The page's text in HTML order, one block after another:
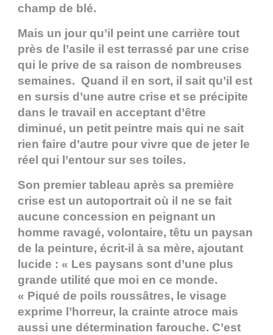
champ de blé.
Mais un jour qu’il peint une carrière tout
près de l’asile il est terrassé par une crise
qui le prive de sa raison de nombreuses
semaines. Quand il en sort, il sait qu’il est
en sursis d’une autre crise et se précipite
dans le travail en acceptant d’être
diminué, un petit peintre mais qui ne sait
rien faire d’autre pour vivre que de jeter le
réel qui l’entour sur ses toiles.
Son premier tableau après sa première
crise est un autoportrait où il ne se fait
aucune concession en peignant un
homme ravagé, volontaire, têtu un paysan
de la peinture, écrit-il à sa mère, ajoutant
lucide : « Les paysans sont d’une plus
grande utilité que moi en ce monde.
« Piqué de poils roussâtres, le visage
exprime l’horreur, la crainte atroce mais
aussi une détermination farouche. C’est